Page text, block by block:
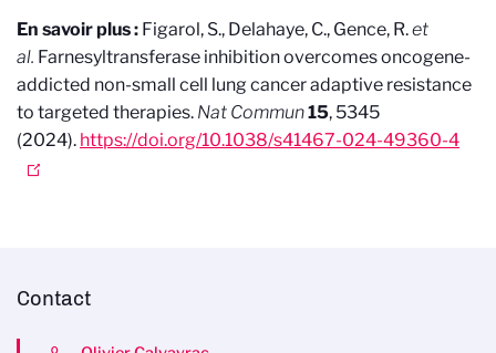
En savoir plus : Figarol, S., Delahaye, C., Gence, R.et
al. Farnesyltransferase inhibition overcomes oncogene-
addicted non-small cell lung cancer adaptive resistance
to targeted therapies. Nat Commun15, 5345
(2024). https://doi.org/10.1038/s41467-024-49360-4
Contact